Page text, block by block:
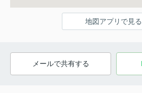
地図アプリで見る
メールで共有する